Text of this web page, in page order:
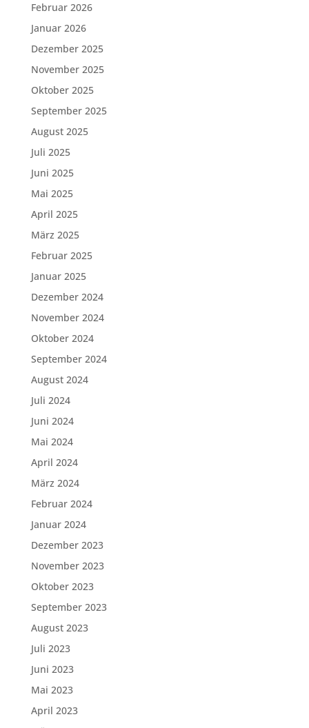
Februar 2026
Januar 2026
Dezember 2025
November 2025
Oktober 2025
September 2025
August 2025
Juli 2025
Juni 2025
Mai 2025
April 2025
März 2025
Februar 2025
Januar 2025
Dezember 2024
November 2024
Oktober 2024
September 2024
August 2024
Juli 2024
Juni 2024
Mai 2024
April 2024
März 2024
Februar 2024
Januar 2024
Dezember 2023
November 2023
Oktober 2023
September 2023
August 2023
Juli 2023
Juni 2023
Mai 2023
April 2023